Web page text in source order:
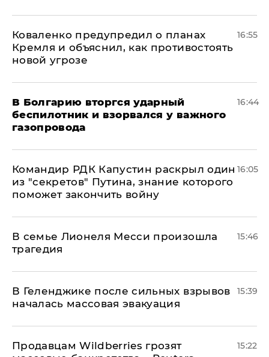
Коваленко предупредил о планах
Кремля и объяснил, как противостоять
новой угрозе
16:55
В Болгарию вторгся ударный
беспилотник и взорвался у важного
газопровода
16:44
Командир РДК Капустин раскрыл один
из "секретов" Путина, знание которого
поможет закончить войну
16:05
В семье Лионеля Месси произошла
трагедия
15:46
В Геленджике после сильных взрывов
началась массовая эвакуация
15:39
Продавцам Wildberries грозят
15:22